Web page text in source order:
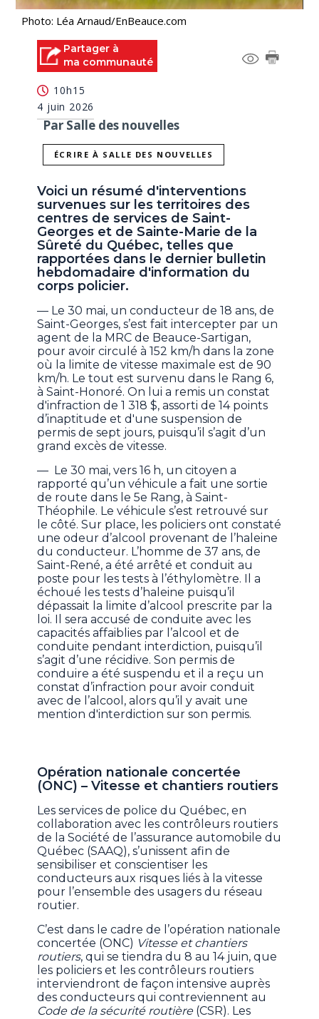
Photo: Léa Arnaud/EnBeauce.com
Partager à
ma communauté
10h15
4 juin 2026
Par Salle des nouvelles
ÉCRIRE À SALLE DES NOUVELLES
Voici un résumé d'interventions
survenues sur les territoires des
centres de services de Saint-
Georges et de Sainte-Marie de la
Sûreté du Québec, telles que
rapportées dans le dernier bulletin
hebdomadaire d'information du
corps policier.
— Le 30 mai, un conducteur de 18 ans, de
Saint-Georges, s’est fait intercepter par un
agent de la MRC de Beauce-Sartigan,
pour avoir circulé à 152 km/h dans la zone
où la limite de vitesse maximale est de 90
km/h. Le tout est survenu dans le Rang 6,
à Saint-Honoré. On lui a remis un constat
d'infraction de 1 318 $, assorti de 14 points
d’inaptitude et d'une suspension de
permis de sept jours, puisqu’il s’agit d’un
grand excès de vitesse.
— Le 30 mai, vers 16 h, un citoyen a
rapporté qu’un véhicule a fait une sortie
de route dans le 5e Rang, à Saint-
Théophile. Le véhicule s’est retrouvé sur
le côté. Sur place, les policiers ont constaté
une odeur d’alcool provenant de l’haleine
du conducteur. L’homme de 37 ans, de
Saint-René, a été arrêté et conduit au
poste pour les tests à l’éthylomètre. Il a
échoué les tests d’haleine puisqu’il
dépassait la limite d’alcool prescrite par la
loi. Il sera accusé de conduite avec les
capacités affaiblies par l’alcool et de
conduite pendant interdiction, puisqu’il
s’agit d’une récidive. Son permis de
conduire a été suspendu et il a reçu un
constat d’infraction pour avoir conduit
avec de l’alcool, alors qu’il y avait une
mention d'interdiction sur son permis.
Opération nationale concertée
(ONC) – Vitesse et chantiers routiers
Les services de police du Québec, en
collaboration avec les contrôleurs routiers
de la Société de l’assurance automobile du
Québec (SAAQ), s’unissent afin de
sensibiliser et conscientiser les
conducteurs aux risques liés à la vitesse
pour l’ensemble des usagers du réseau
routier.
C’est dans le cadre de l’opération nationale
concertée (ONC) Vitesse et chantiers
routiers, qui se tiendra du 8 au 14 juin, que
les policiers et les contrôleurs routiers
interviendront de façon intensive auprès
des conducteurs qui contreviennent au
Code de la sécurité routière(CSR). Les